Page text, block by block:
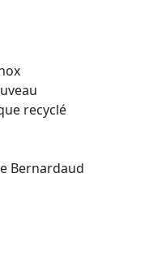
recyclé
Bernardaud